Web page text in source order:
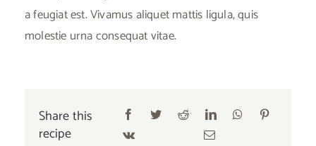
a feugiat est. Vivamus aliquet mattis ligula, quis
molestie urna consequat vitae.
Share this
recipe